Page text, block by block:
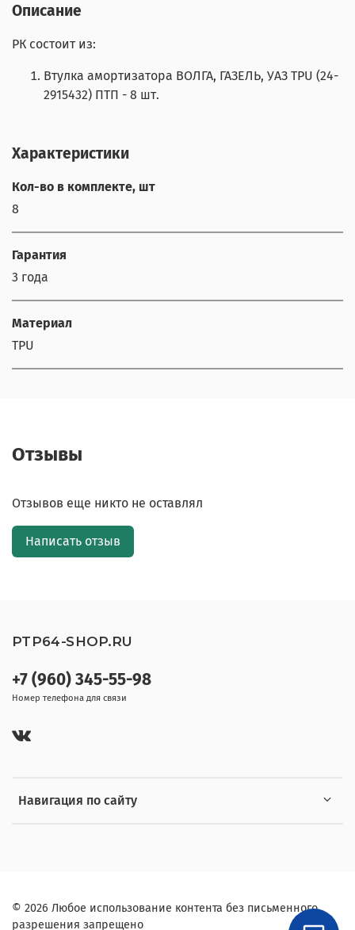
Описание
РК состоит из:
Втулка амортизатора ВОЛГА, ГАЗЕЛЬ, УАЗ TPU (24-
2915432) ПТП - 8 шт.
Характеристики
Кол-во в комплекте, шт
8
Гарантия
3 года
Материал
TPU
Отзывы
Отзывов еще никто не оставлял
Написать отзыв
Навигация по сайту
+7 (960) 345-55-98
Номер телефона для связи
PTP64-SHOP.RU
© 2026 Любое использование контента без письменного
разрешения запрещено